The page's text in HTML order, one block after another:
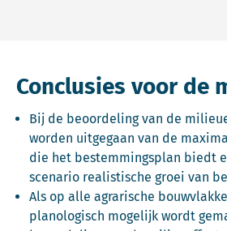
Conclusies voor de
Bij de beoordeling van de
worden uitgegaan van de
die het bestemmingsplan biedt
scenario realistische groei van
Als op alle agrarische
planologisch mogelijk wordt